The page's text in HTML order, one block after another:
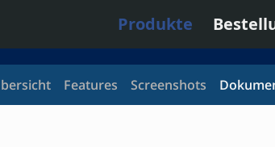
Produkte
Features Screenshots